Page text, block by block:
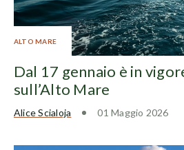
ALTO MARE
Dal 17 gennaio è in
sull’Alto Mare
Alice Scialoja 01 Maggio 2026